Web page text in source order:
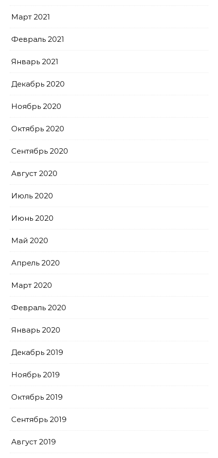
Март 2021
Февраль 2021
Январь 2021
Декабрь 2020
Ноябрь 2020
Октябрь 2020
Сентябрь 2020
Август 2020
Июль 2020
Июнь 2020
Май 2020
Апрель 2020
Март 2020
Февраль 2020
Январь 2020
Декабрь 2019
Ноябрь 2019
Октябрь 2019
Сентябрь 2019
Август 2019